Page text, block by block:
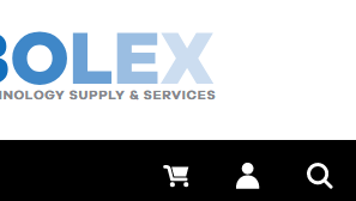
Prihlásiť sa
0 €